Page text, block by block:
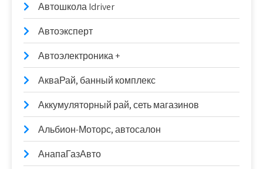
Автошкола Idriver
Автоэксперт
Автоэлектроника +
АкваРай, банный комплекс
Аккумуляторный рай, сеть магазинов
Альбион-Моторс, автосалон
АнапаГазАвто